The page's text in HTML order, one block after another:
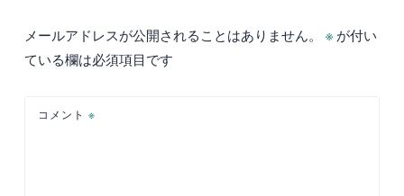
ー
シ
ン
メールアドレスが公開されることはありません。 ※ が付い
ている欄は必須項目です
コメント ※